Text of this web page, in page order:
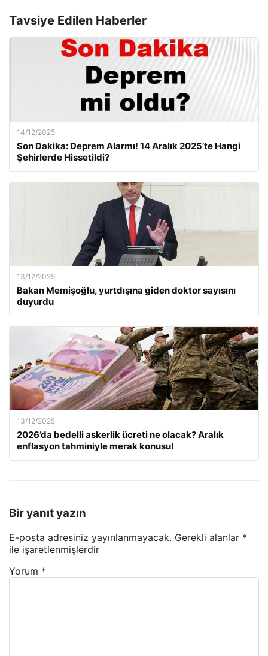
Tavsiye Edilen Haberler
14/12/2025
Son Dakika: Deprem Alarmı! 14 Aralık 2025’te Hangi
Şehirlerde Hissetildi?
13/12/2025
Bakan Memişoğlu, yurtdışına giden doktor sayısını
duyurdu
13/12/2025
2026’da bedelli askerlik ücreti ne olacak? Aralık
enflasyon tahminiyle merak konusu!
Bir yanıt yazın
E-posta adresiniz yayınlanmayacak. Gerekli alanlar *
ile işaretlenmişlerdir
Yorum *